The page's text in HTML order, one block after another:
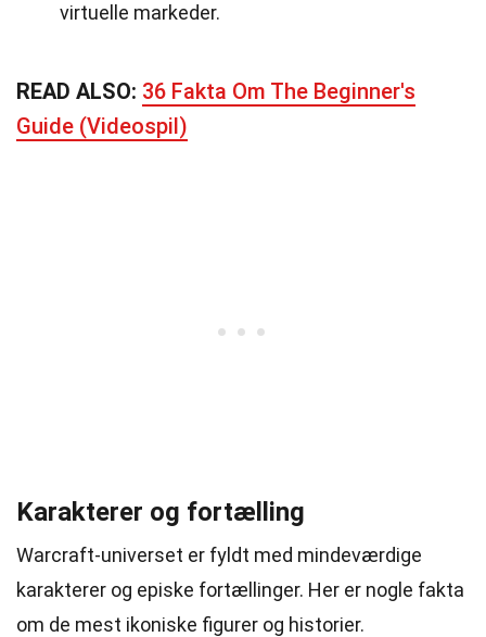
virtuelle markeder.
READ ALSO: 36 Fakta Om The Beginner's
Guide (Videospil)
Karakterer og fortælling
Warcraft-universet er fyldt med mindeværdige
karakterer og episke fortællinger. Her er nogle fakta
om de mest ikoniske figurer og historier.